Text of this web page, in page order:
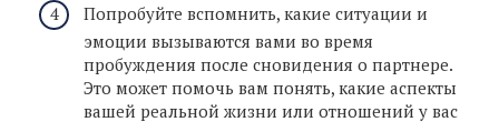
Попробуйте вспомнить, какие ситуации и
эмоции вызываются вами во время
пробуждения после сновидения о партнере.
Это может помочь вам понять, какие аспекты
вашей реальной жизни или отношений у вас